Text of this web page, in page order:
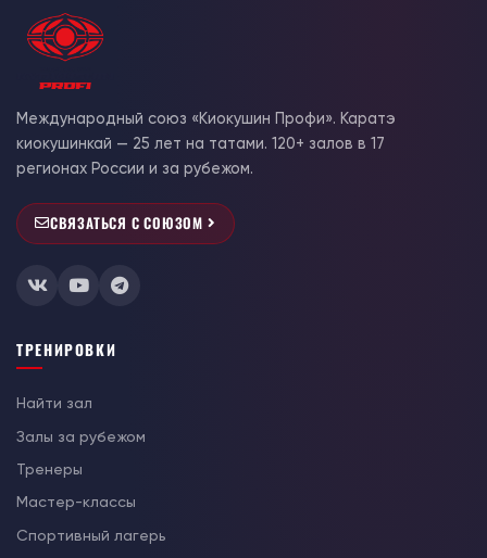
Международный союз «Киокушин Профи». Каратэ
киокушинкай — 25 лет на татами. 120+ залов в 17
регионах России и за рубежом.
СВЯЗАТЬСЯ С СОЮЗОМ
ТРЕНИРОВКИ
Найти зал
Залы за рубежом
Тренеры
Мастер-классы
Спортивный лагерь